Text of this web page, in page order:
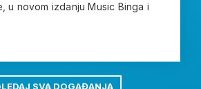
u novom izdanju Music Binga i
SVA DOGAĐANJA